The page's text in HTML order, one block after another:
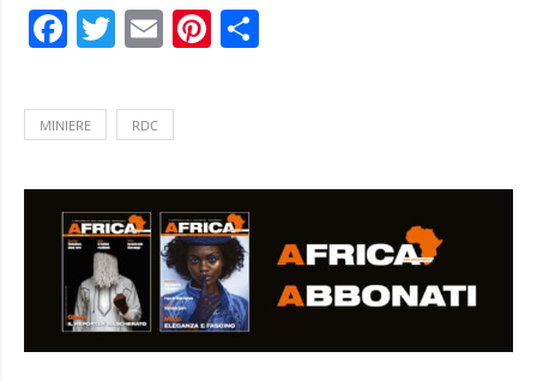
Facebook
Twitter
EmailPinterest
MINIERE RDC